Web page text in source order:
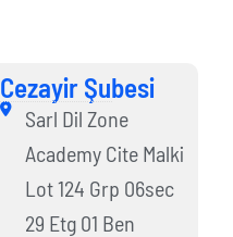
Cezayir Şubesi
Sarl Dil Zone
Academy Cite Malki
Lot 124 Grp 06sec
29 Etg 01 Ben